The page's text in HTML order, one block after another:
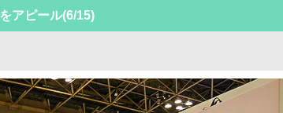
アピール(6/15)